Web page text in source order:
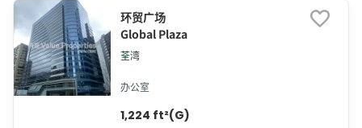
环贸广场
Global Plaza
荃湾
办公室
1,224 ft²(G)